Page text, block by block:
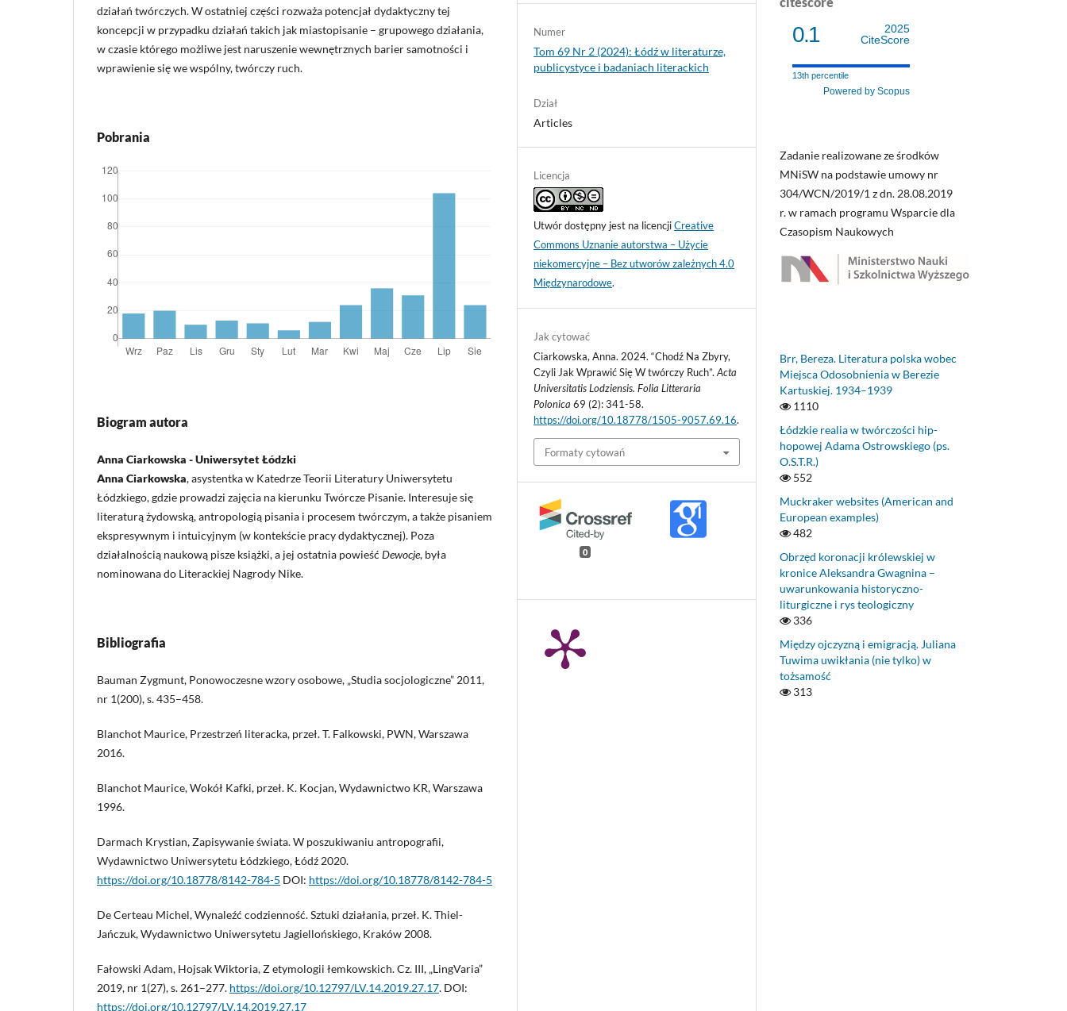
działań twórczych. W ostatniej części rozważa potencjał dydaktyczny tej
koncepcji w przypadku działań takich jak miastopisanie – grupowego działania,
w czasie którego możliwe jest naruszenie wewnętrznych barier samotności i
wprawienie się we wspólny, twórczy ruch.
Pobrania
Biogram autora
Anna Ciarkowska - Uniwersytet Łódzki
Anna Ciarkowska, asystentka w Katedrze Teorii Literatury Uniwersytetu
Łódzkiego, gdzie prowadzi zajęcia na kierunku Twórcze Pisanie. Interesuje się
literaturą żydowską, antropologią pisania i procesem twórczym, a także pisaniem
ekspresywnym i intuicyjnym (w kontekście pracy dydaktycznej). Poza
działalnością naukową pisze książki, a jej ostatnia powieść Dewocje, była
nominowana do Literackiej Nagrody Nike.
Bibliografia
Bauman Zygmunt, Ponowoczesne wzory osobowe, „Studia socjologiczne” 2011,
nr 1(200), s. 435–458.
Blanchot Maurice, Przestrzeń literacka, przeł. T. Falkowski, PWN, Warszawa
2016.
Blanchot Maurice, Wokół Kafki, przeł. K. Kocjan, Wydawnictwo KR, Warszawa
1996.
Darmach Krystian, Zapisywanie świata. W poszukiwaniu antropografii,
Wydawnic­two Uniwersytetu Łódzkiego, Łódź 2020.
https://doi.org/10.18778/8142-784-5 DOI: https://doi.org/10.18778/8142-784-5
De Certeau Michel, Wynaleźć codzienność. Sztuki działania, przeł. K. Thiel-
Jańczuk, Wydawnictwo Uniwersytetu Jagiellońskiego, Kraków 2008.
Fałowski Adam, Hojsak Wiktoria, Z etymologii łemkowskich. Cz. III, „LingVaria”
2019, nr 1(27), s. 261–277. https://doi.org/10.12797/LV.14.2019.27.17. DOI:
https://doi.org/10.12797/LV.14.2019.27.17
Numer
Tom 69 Nr 2 (2024): Łódź w literaturze,
publicystyce i badaniach literackich
Dział
Articles
Licencja
Utwór dostępny jest na licencjiCreative
Commons Uznanie autorstwa – Użycie
niekomercyjne – Bez utworów zależnych 4.0
Międzynarodowe.
Jak cytować
Ciarkowska, Anna. 2024. “Chodź Na Zbyry,
Czyli Jak Wprawić Się W twórczy Ruch”.Acta
Universitatis Lodziensis. Folia Litteraria
Polonica 69 (2): 341-58.
https://doi.org/10.18778/1505-9057.69.16.
Formaty cytowań
0
0.1
2025
CiteScore
13th percentile
Powered by Scopus
Zadanie realizowane ze środków
MNiSW na podstawie umowy nr
304/WCN/2019/1 z dn. 28.08.2019
r. w ramach programu Wsparcie dla
Czasopism Naukowych
Brr, Bereza. Literatura polska wobec
Miejsca Odosobnienia w Berezie
Kartuskiej. 1934–1939
1110
Łódzkie realia w twórczości hip-
hopowej Adama Ostrowskiego (ps.
O.S.T.R.)
552
Muckraker websites (American and
European examples)
482
Obrzęd koronacji królewskiej w
kronice Aleksandra Gwagnina –
uwarunkowania historyczno-
liturgiczne i rys teologiczny
336
Między ojczyzną i emigracją. Juliana
Tuwima uwikłania (nie tylko) w
tożsamość
313